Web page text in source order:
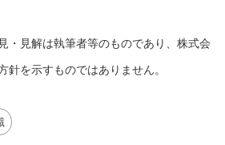
・見解は執筆者等のものであり、株式会
針を示すものではありません。